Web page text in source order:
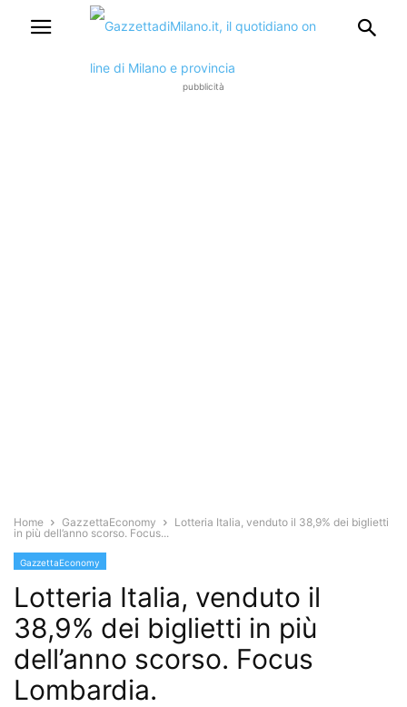
pubblicità
Home GazzettaEconomy
Lotteria Italia, venduto il 38,9% dei biglietti
in più dell’anno scorso. Focus...
GazzettaEconomy
Lotteria Italia, venduto il
38,9% dei biglietti in più
dell’anno scorso. Focus
Lombardia.